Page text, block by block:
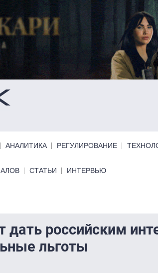
АНАЛИТИКА РЕГУЛИРОВАНИЕ
СТАТЬИ ИНТЕРВЬЮ
российским
льготы